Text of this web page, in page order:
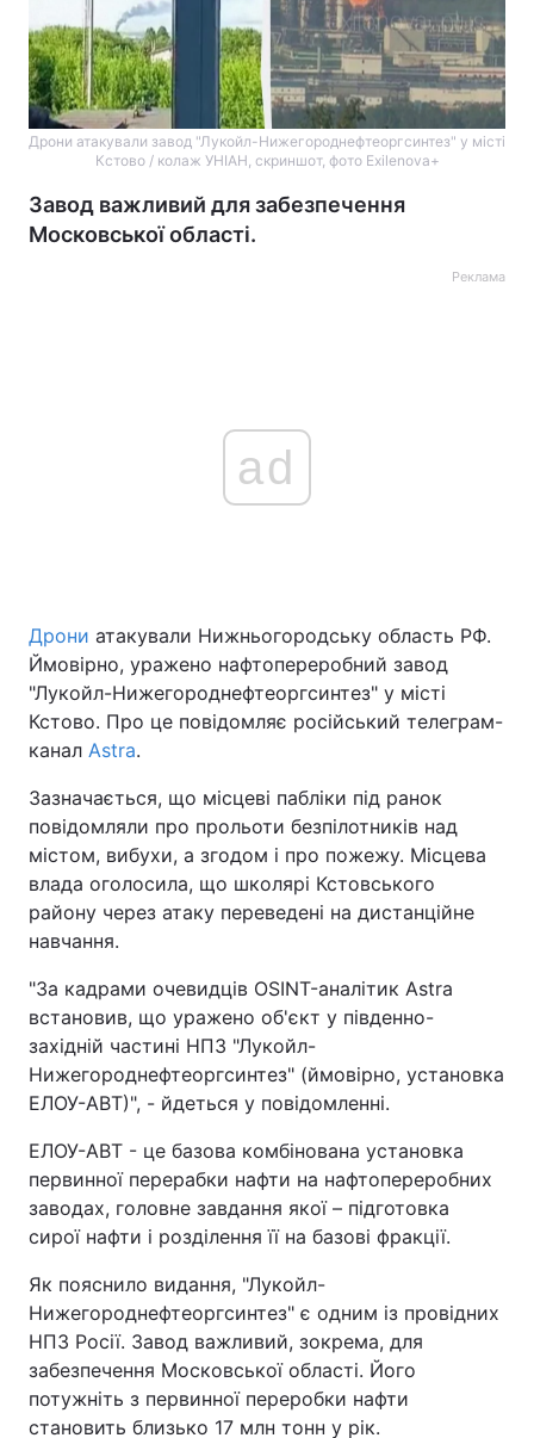
Дрони атакували завод "Лукойл-Нижегороднефтеоргсинтез" у місті
Кстово / колаж УНІАН, скриншот, фото Exilenova+
Завод важливий для забезпечення
Московської області.
Реклама
ad
Дрони атакували Нижньогородську область РФ.
Ймовірно, уражено нафтопереробний завод
"Лукойл-Нижегороднефтеоргсинтез" у місті
Кстово. Про це повідомляє російський телеграм-
канал Astra.
Зазначається, що місцеві пабліки під ранок
повідомляли про прольоти безпілотників над
містом, вибухи, а згодом і про пожежу. Місцева
влада оголосила, що школярі Кстовського
району через атаку переведені на дистанційне
навчання.
"За кадрами очевидців OSINT-аналітик Astra
встановив, що уражено об'єкт у південно-
західній частині НПЗ "Лукойл-
Нижегороднефтеоргсинтез" (ймовірно, установка
ЕЛОУ-АВТ)", - йдеться у повідомленні.
ЕЛОУ-АВТ - це базова комбінована установка
первинної перерабки нафти на нафтопереробних
заводах, головне завдання якої – підготовка
сирої нафти і розділення її на базові фракції.
Як пояснило видання, "Лукойл-
Нижегороднефтеоргсинтез" є одним із провідних
НПЗ Росії. Завод важливий, зокрема, для
забезпечення Московської області. Його
потужніть з первинної переробки нафти
становить близько 17 млн тонн у рік.